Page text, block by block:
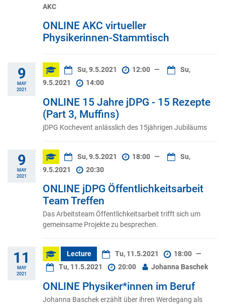
AKC
ONLINE AKC virtueller
Physikerinnen-Stammtisch
9
MAY
2021
Su, 9.5.2021 12:00 —
Su,
9.5.2021
14:00
ONLINE 15 Jahre jDPG - 15 Rezepte
(Part 3, Muffins)
jDPG Kochevent anlässlich des 15jährigen Jubiläums
9
MAY
2021
Su, 9.5.2021 18:00 —
Su,
9.5.2021
20:30
ONLINE jDPG Öffentlichkeitsarbeit
Team Treffen
Das Arbeitsteam Öffentlichkeitsarbeit trifft sich um
gemeinsame Projekte zu besprechen.
11
MAY
2021
Lecture Tu, 11.5.2021 18:00 —
Tu, 11.5.2021
20:00 Johanna Baschek
ONLINE Physiker*innen im Beruf
Johanna Baschek erzählt über ihren Werdegang als